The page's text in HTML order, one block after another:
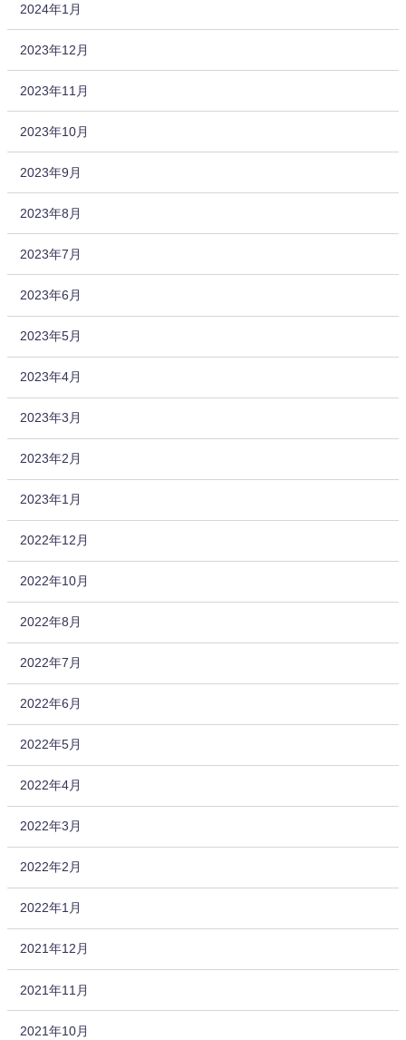
2024年1月
2023年12月
2023年11月
2023年10月
2023年9月
2023年8月
2023年7月
2023年6月
2023年5月
2023年4月
2023年3月
2023年2月
2023年1月
2022年12月
2022年10月
2022年8月
2022年7月
2022年6月
2022年5月
2022年4月
2022年3月
2022年2月
2022年1月
2021年12月
2021年11月
2021年10月